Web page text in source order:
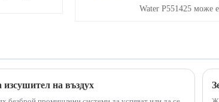
в
комплекти и
живот и
на
на багерите
и подмяна.
Water P551425 може
двигателя от
на вода, той може
горивото, за да се
на въздух